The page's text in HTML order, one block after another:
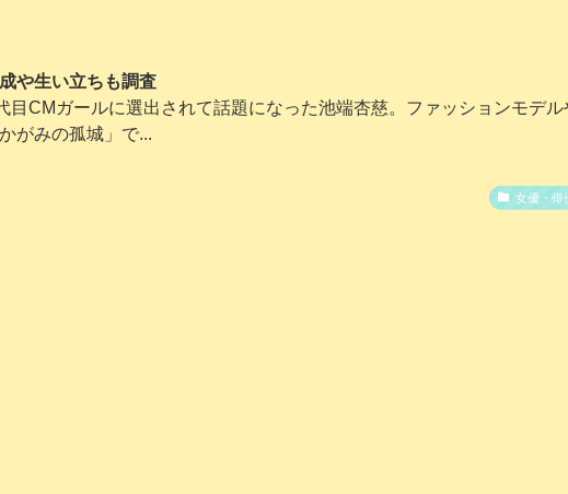
や生い立ちも調査
目CMガールに選出されて話題になった池端杏慈。ファッションモデル
がみの孤城」で...
女優・俳